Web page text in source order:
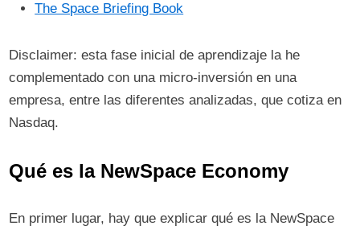
The Space Briefing Book
Disclaimer: esta fase inicial de aprendizaje la he
complementado con una micro-inversión en una
empresa, entre las diferentes analizadas, que cotiza en
Nasdaq.
Qué es la NewSpace Economy
En primer lugar, hay que explicar qué es la NewSpace